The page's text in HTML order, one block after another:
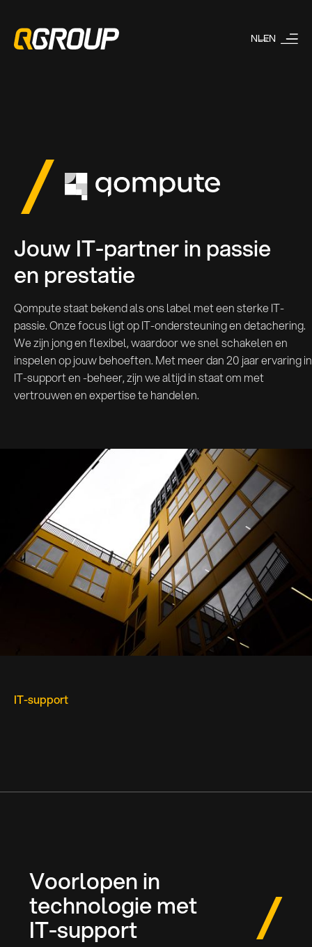
NLEN
Jouw IT-partner in passie
en prestatie
Qompute staat bekend als ons label met een sterke IT-
passie. Onze focus ligt op IT-ondersteuning en detachering.
We zijn jong en flexibel, waardoor we snel schakelen en
inspelen op jouw behoeften. Met meer dan 20 jaar ervaring in
IT-support en -beheer, zijn we altijd in staat om met
vertrouwen en expertise te handelen.
IT-support
Voorlopen in
technologie met
IT-support